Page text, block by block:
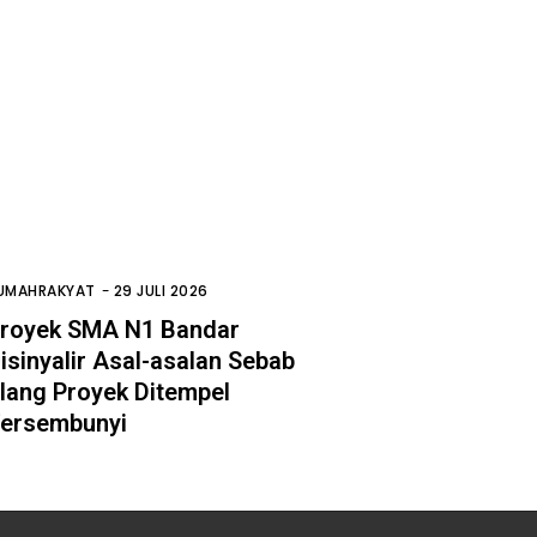
- 29 JULI 2026
SMA N1 Bandar
Asal-asalan Sebab
Proyek Ditempel